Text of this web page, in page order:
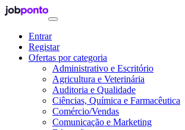
Entrar
Registar
Ofertas por categoria
Administrativo e Escritório
Agricultura e Veterinária
Auditoria e Qualidade
Ciências, Química e Farmacêutica
Comércio/Vendas
Comunicação e Marketing